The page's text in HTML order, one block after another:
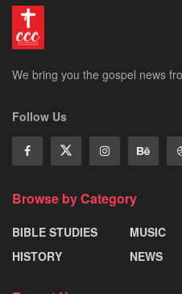
We bring you the gospel news
Follow Us
Browse by Category
BIBLE STUDIES
HISTORY
MUSIC
NEWS